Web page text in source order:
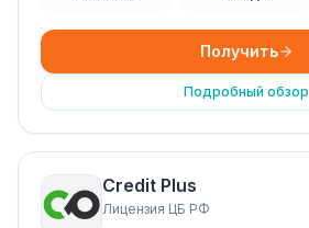
Получить
Подробный обзор
Credit Plus
Лицензия ЦБ РФ